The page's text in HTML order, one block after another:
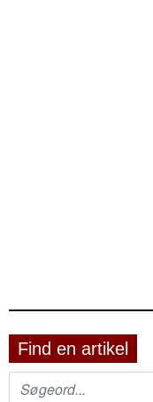
Find en artikel